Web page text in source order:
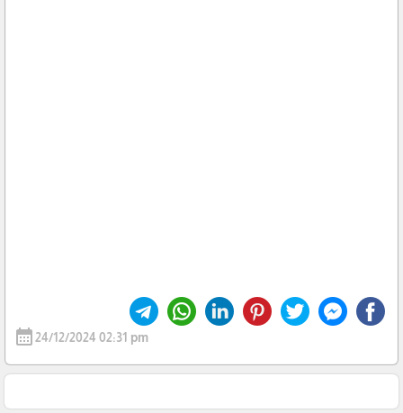
calendar_month24/12/2024 02:31 pm